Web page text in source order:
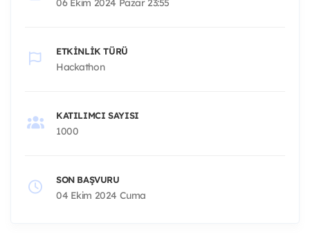
06 Ekim 2024 Pazar 23:55
ETKINLIK TÜRÜ
Hackathon
KATILIMCI SAYISI
1000
SON BAŞVURU
04 Ekim 2024 Cuma